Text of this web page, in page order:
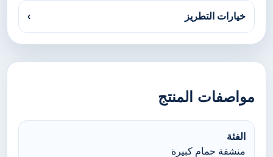
خيارات التطريز ›
مواصفات المنتج
الفئة
منشفة حمام كبيرة